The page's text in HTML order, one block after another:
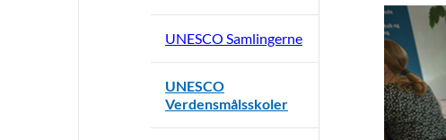
UNESCO Samlingerne
UNESCO
Verdensmålsskoler